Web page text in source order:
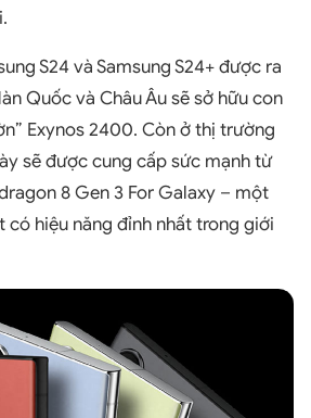
S24 và Samsung S24+ được ra
Quốc và Châu Âu sẽ sở hữu con
Exynos 2400. Còn ở thị trường
sẽ được cung cấp sức mạnh từ
8 Gen 3 For Galaxy – một
có hiệu năng đỉnh nhất trong giới